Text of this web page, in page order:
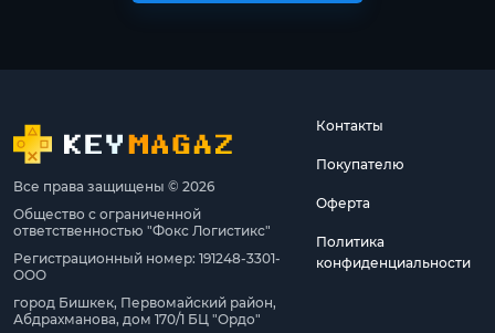
Все права защищены © 2026
Общество с ограниченной
ответственностью "Фокс Логистикс"
Регистрационный номер: 191248-3301-
ООО
город Бишкек, Первомайский район,
Абдрахманова, дом 170/1 БЦ "Ордо"
Контакты
Покупателю
Оферта
Политика
конфиденциальности